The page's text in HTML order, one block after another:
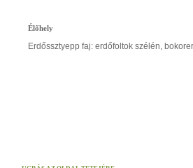
Élőhely
Erdőssztyepp faj: erdőfoltok szélén,